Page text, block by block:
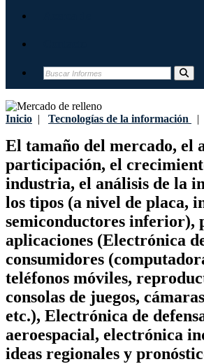
Inicio | Tecnologías de la información |
El tamaño del mercado, el
participación, el
industria, el análisis de la
los tipos (a nivel de placa,
semiconductores inferior),
aplicaciones (Electrónica
consumidores
teléfonos móviles,
consolas de juegos,
etc.), Electrónica de
aeroespacial, electrónica
ideas regionales y